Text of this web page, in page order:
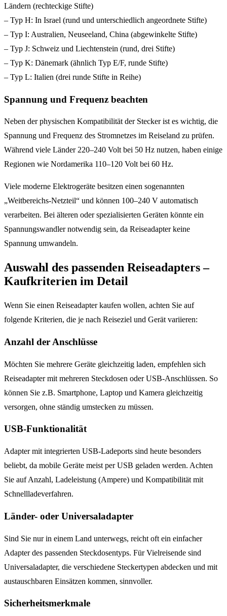
Ländern (rechteckige Stifte)
– Typ H: In Israel (rund und unterschiedlich angeordnete Stifte)
– Typ I: Australien, Neuseeland, China (abgewinkelte Stifte)
– Typ J: Schweiz und Liechtenstein (rund, drei Stifte)
– Typ K: Dänemark (ähnlich Typ E/F, runde Stifte)
– Typ L: Italien (drei runde Stifte in Reihe)
Spannung und Frequenz beachten
Neben der physischen Kompatibilität der Stecker ist es wichtig, die
Spannung und Frequenz des Stromnetzes im Reiseland zu prüfen.
Während viele Länder 220–240 Volt bei 50 Hz nutzen, haben einige
Regionen wie Nordamerika 110–120 Volt bei 60 Hz.
Viele moderne Elektrogeräte besitzen einen sogenannten
„Weitbereichs-Netzteil“ und können 100–240 V automatisch
verarbeiten. Bei älteren oder spezialisierten Geräten könnte ein
Spannungswandler notwendig sein, da Reiseadapter keine
Spannung umwandeln.
Auswahl des passenden Reiseadapters –
Kaufkriterien im Detail
Wenn Sie einen Reiseadapter kaufen wollen, achten Sie auf
folgende Kriterien, die je nach Reiseziel und Gerät variieren:
Anzahl der Anschlüsse
Möchten Sie mehrere Geräte gleichzeitig laden, empfehlen sich
Reiseadapter mit mehreren Steckdosen oder USB-Anschlüssen. So
können Sie z.B. Smartphone, Laptop und Kamera gleichzeitig
versorgen, ohne ständig umstecken zu müssen.
USB-Funktionalität
Adapter mit integrierten USB-Ladeports sind heute besonders
beliebt, da mobile Geräte meist per USB geladen werden. Achten
Sie auf Anzahl, Ladeleistung (Ampere) und Kompatibilität mit
Schnellladeverfahren.
Länder- oder Universaladapter
Sind Sie nur in einem Land unterwegs, reicht oft ein einfacher
Adapter des passenden Steckdosentyps. Für Vielreisende sind
Universaladapter, die verschiedene Steckertypen abdecken und mit
austauschbaren Einsätzen kommen, sinnvoller.
Sicherheitsmerkmale